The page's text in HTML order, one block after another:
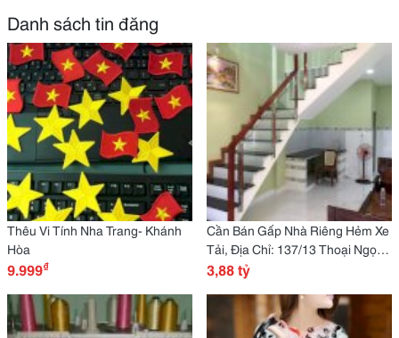
Danh sách tin đăng
Thêu Vi Tính Nha Trang- Khánh
Hòa
9.999₫
Cần Bán Gấp Nhà Riêng Hẻm Xe
Tải, Địa Chỉ: 137/13 Thoại Ngọc
Hầu, P Phú Thạnh, Q Tân Phú
3,88 tỷ